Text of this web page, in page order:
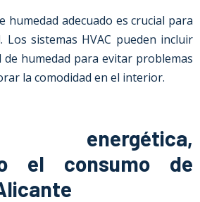
humedad adecuado es crucial para
sistemas HVAC pueden incluir
humedad para evitar problemas
la comodidad en el interior.
energética,
el consumo de